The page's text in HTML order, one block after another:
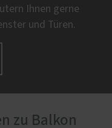
Ihnen gerne
und Türen.
zu Balkon